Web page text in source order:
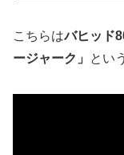
こちらはバヒッド
ージャーク」
とい